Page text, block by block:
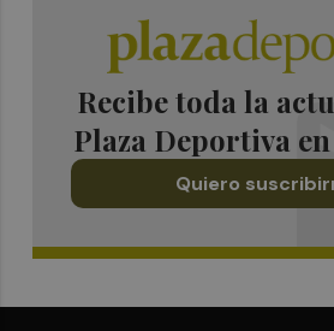
Recibe toda la
Plaza Deportiva
Quiero